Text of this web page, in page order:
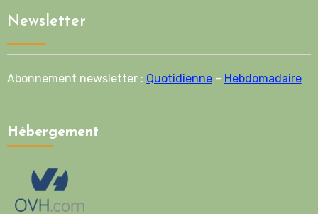
Newsletter
Abonnement newsletter : Quotidienne– Hebdomadaire
Hébergement